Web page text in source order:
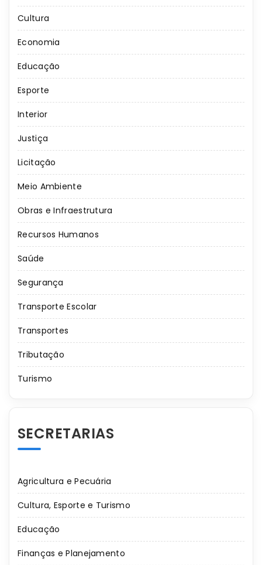
Cultura
Economia
Educação
Esporte
Interior
Justiça
Licitação
Meio Ambiente
Obras e Infraestrutura
Recursos Humanos
Saúde
Segurança
Transporte Escolar
Transportes
Tributação
Turismo
SECRETARIAS
Agricultura e Pecuária
Cultura, Esporte e Turismo
Educação
Finanças e Planejamento